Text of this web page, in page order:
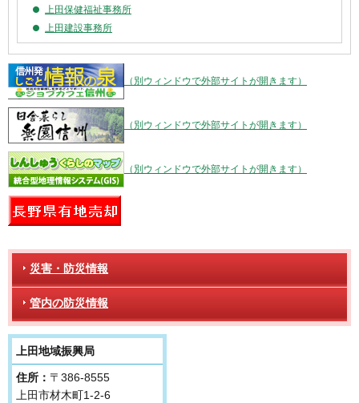
上田保健福祉事務所
上田建設事務所
（別ウィンドウで外部サイトが開きます）
（別ウィンドウで外部サイトが開きます）
（別ウィンドウで外部サイトが開きます）
災害・防災情報
管内の防災情報
上田地域振興局
住所： 〒386-8555
上田市材木町1-2-6